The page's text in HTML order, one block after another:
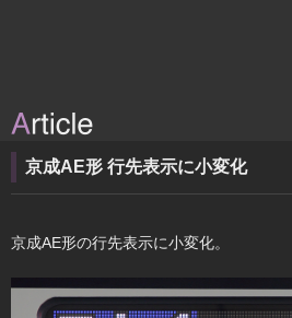
京成AE形 行先表示に小変化
京成AE形の行先表示に小変化。